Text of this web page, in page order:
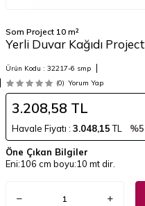
Som Project 10 m²
Yerli Duvar Kağıdı
Ürün Kodu : 32217-6 smp
(0) Yorum Yap
3.208,58 TL
Havale Fiyatı : 3.048,15TL %5
Öne Çıkan Bilgiler
Eni:106 cm boyu:10 mt dir.